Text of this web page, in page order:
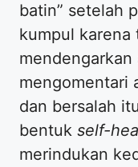
batin” setelah
kumpul karena
mendengarkan
mengomentari
dan bersalah
bentuk self-
merindukan